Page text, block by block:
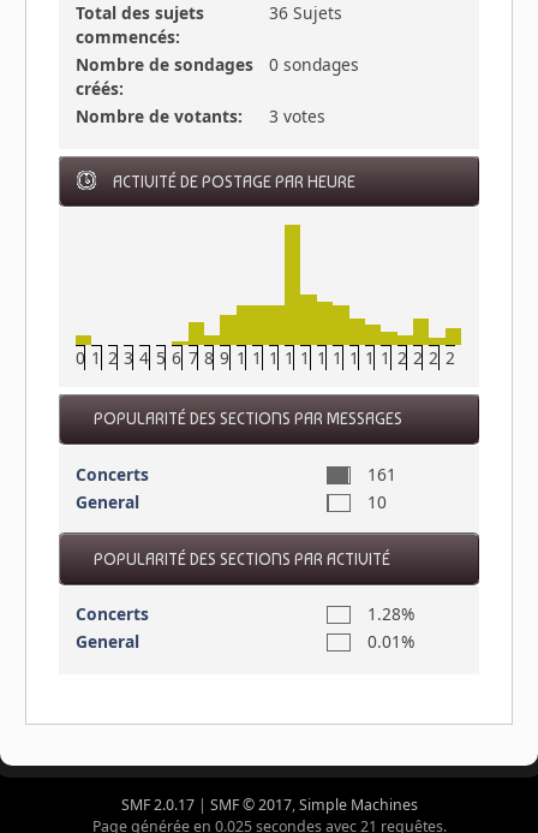
Total des sujets
commencés:
36 Sujets
Nombre de sondages
créés:
0 sondages
Nombre de votants: 3 votes
ACTIVITÉ DE POSTAGE PAR HEURE
0 1 2 3 4 5 6 7 8 9 1011121314151617181920212223
POPULARITÉ DES SECTIONS PAR MESSAGES
Concerts
161
General
10
POPULARITÉ DES SECTIONS PAR ACTIVITÉ
Concerts
1.28%
General
0.01%
SMF 2.0.17| SMF © 2017,Simple Machines
Page générée en 0.025 secondes avec 21 requêtes.